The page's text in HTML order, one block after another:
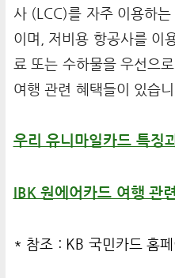
사 (LCC)를 자주 이용하
이며, 저비용 항공사를 이
료 또는 수하물을 우선으
여행 관련 혜택들이 있습
우리 유니마일카드 특징
IBK 원에어카드 여행 관
* 참조 : KB 국민카드 홈페